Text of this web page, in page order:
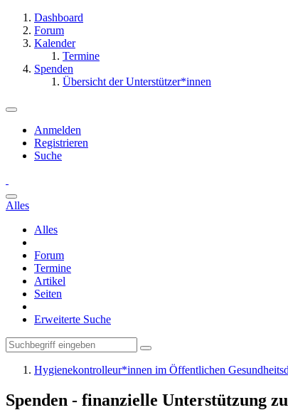
Dashboard
Forum
Kalender
Termine
Spenden
Übersicht der Unterstützer*innen
Anmelden
Registrieren
Suche
Alles
Alles
Forum
Termine
Artikel
Seiten
Erweiterte Suche
Hygienekontrolleur*innen im Öffentlichen
Spenden - finanzielle Unterstützung